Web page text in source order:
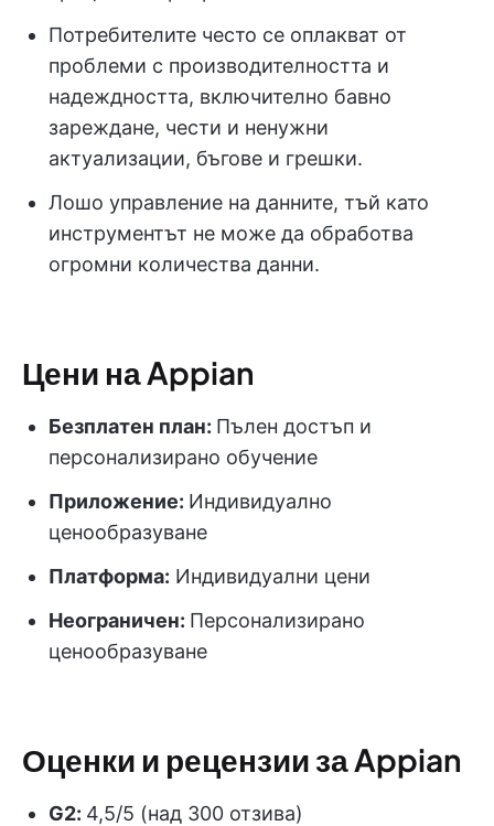
Потребителите често се оплакват от
проблеми с производителността и
надеждността, включително бавно
зареждане, чести и ненужни
актуализации, бъгове и грешки.
Лошо управление на данните, тъй като
инструментът не може да обработва
огромни количества данни.
Цени на Appian
Безплатен план: Пълен достъп и
персонализирано обучение
Приложение: Индивидуално
ценообразуване
Платформа: Индивидуални цени
Неограничен: Персонализирано
ценообразуване
Оценки и рецензии за Appian
G2: 4,5/5 (над 300 отзива)